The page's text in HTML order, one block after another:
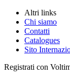
Altri links
Chi siamo
Contatti
Catalogues
Sito
Registrati con